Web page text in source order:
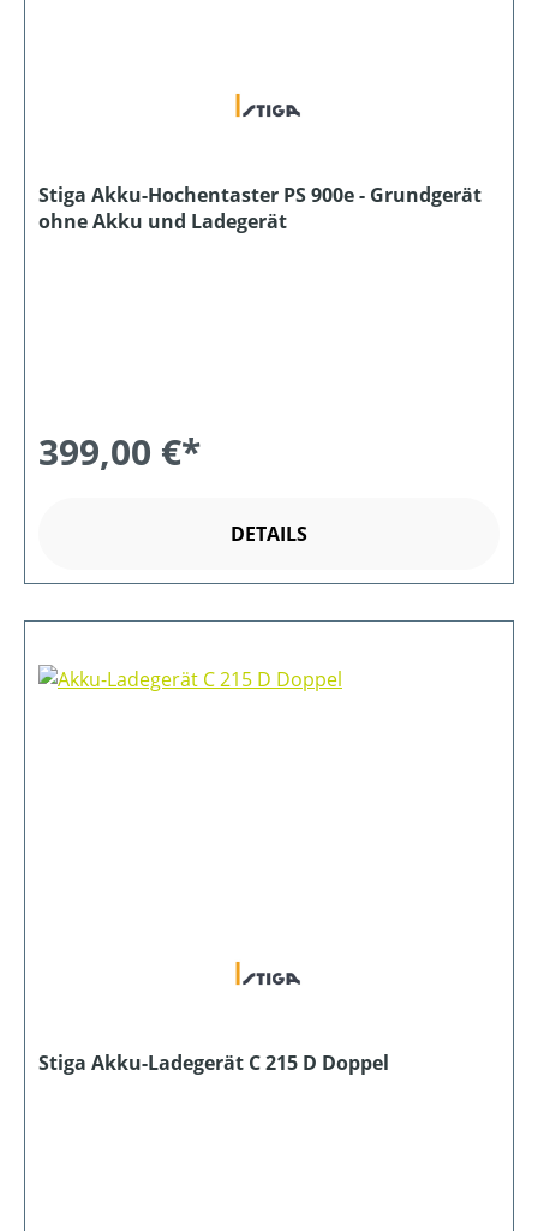
Stiga Akku-Hochentaster PS 900e - Grundgerät
ohne Akku und Ladegerät
399,00 €*
DETAILS
Stiga Akku-Ladegerät C 215 D Doppel